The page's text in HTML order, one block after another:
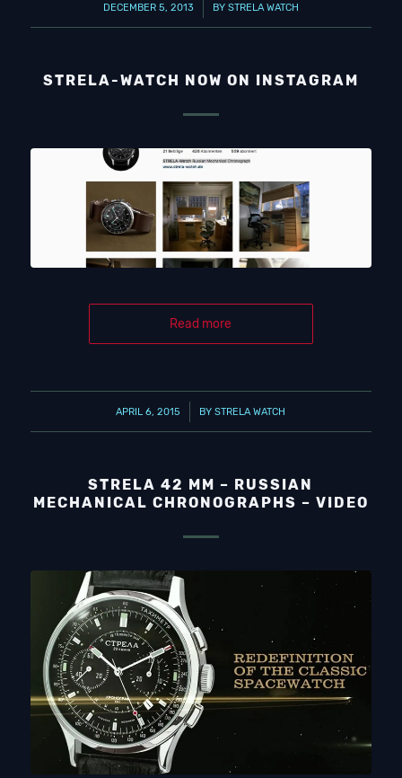
DECEMBER 5, 2013
/ BY STRELA WATCH
STRELA-WATCH NOW ON INSTAGRAM
Read more
APRIL 6, 2015
/ BYSTRELA WATCH
STRELA 42 MM – RUSSIAN
MECHANICAL CHRONOGRAPHS – VIDEO